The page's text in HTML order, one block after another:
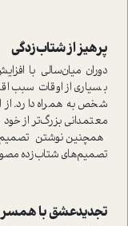
پرهیز از شتاب‌زدگی
دوران میان‌سالی با
بسیاری از اوقات سبب
شخص به همراه دارد. از
معتمدانی بزرگ‌تر از خود
همچنین نوشتن
تصمیم‌های شتاب‌زده
تجدیدعشق با همسر